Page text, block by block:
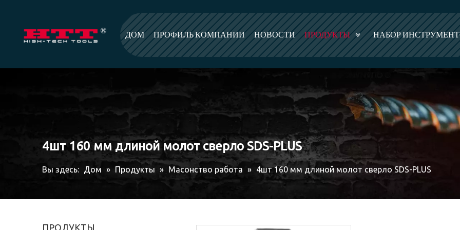
ДОМ ПРОФИЛЬ КОМПАНИИ НОВОСТИ ПРОДУКТЫ НАБОР
4шт 160 мм длиной молот сверло SDS-PLUS
Вы здесь: Дом » Продукты » Масонство работа » 4шт 160 мм длиной молот сверло SDS-PLUS
ПРОДУКТЫ